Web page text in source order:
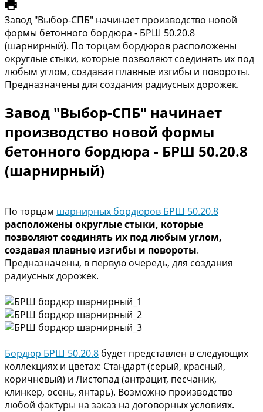
Завод "Выбор-СПБ" начинает производство новой
формы бетонного бордюра - БРШ 50.20.8
(шарнирный). По торцам бордюров расположены
округлые стыки, которые позволяют соединять их под
любым углом, создавая плавные изгибы и повороты.
Предназначены для создания радиусных дорожек.
Завод "Выбор-СПБ" начинает
производство новой формы
бетонного бордюра - БРШ 50.20.8
(шарнирный)
По торцам шарнирных бордюров БРШ 50.20.8
расположены округлые стыки, которые
позволяют соединять их под любым углом,
создавая плавные изгибы и повороты.
Предназначены, в первую очередь, для создания
радиусных дорожек.
Бордюр БРШ 50.20.8 будет представлен в следующих
коллекциях и цветах: Стандарт (серый, красный,
коричневый) и Листопад (антрацит, песчаник,
клинкер, осень, янтарь). Возможно производство
любой фактуры на заказ на договорных условиях.